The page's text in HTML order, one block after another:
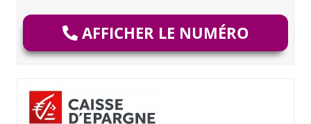
AFFICHER LE NUMÉRO